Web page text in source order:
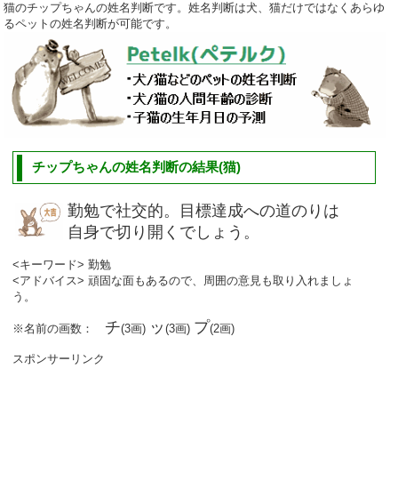
猫のチップちゃんの姓名判断です。姓名判断は犬、猫だけではなくあらゆ
るペットの姓名判断が可能です。
チップちゃんの姓名判断の結果(猫)
勤勉で社交的。目標達成への道のりは
自身で切り開くでしょう。
<キーワード> 勤勉
<アドバイス> 頑固な面もあるので、周囲の意見も取り入れましょ
う。
※名前の画数： チ(3画) ッ(3画) プ(2画)
スポンサーリンク